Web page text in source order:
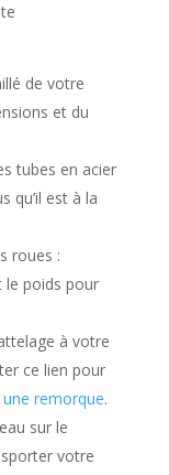
de votre
et du
tubes en acier
qu’il est à la
roues :
le poids pour
à votre
ce lien pour
remorque.
sur le
votre